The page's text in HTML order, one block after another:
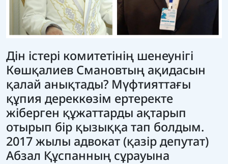
Дін істері комитетінің шенеунігі
Көшқалиев Смановтың ақидасын
қалай анықтады? Мүфтияттағы
құпия дереккөзім ертеректе
жіберген құжаттарды ақтарып
отырып бір қызыққа тап болдым.
2017 жылы адвокат (қазір депутат)
Абзал Құспанның сұрауына